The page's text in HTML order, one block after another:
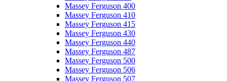
Massey Ferguson 400
Massey Ferguson 410
Massey Ferguson 415
Massey Ferguson 430
Massey Ferguson 440
Massey Ferguson 487
Massey Ferguson 500
Massey Ferguson 506
Massey Ferguson 507